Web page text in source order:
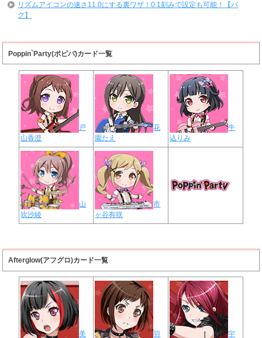
リズムアイコンの速さ11.0にする裏ワザ！0.1刻みで設定も可能！【バ
グ】
Poppin`Party(ポピパ)カード一覧
戸
山香澄
花
園たえ
牛
込りみ
山
吹沙綾
市
ヶ谷有咲
Afterglow(アフグロ)カード一覧
美
羽
宇